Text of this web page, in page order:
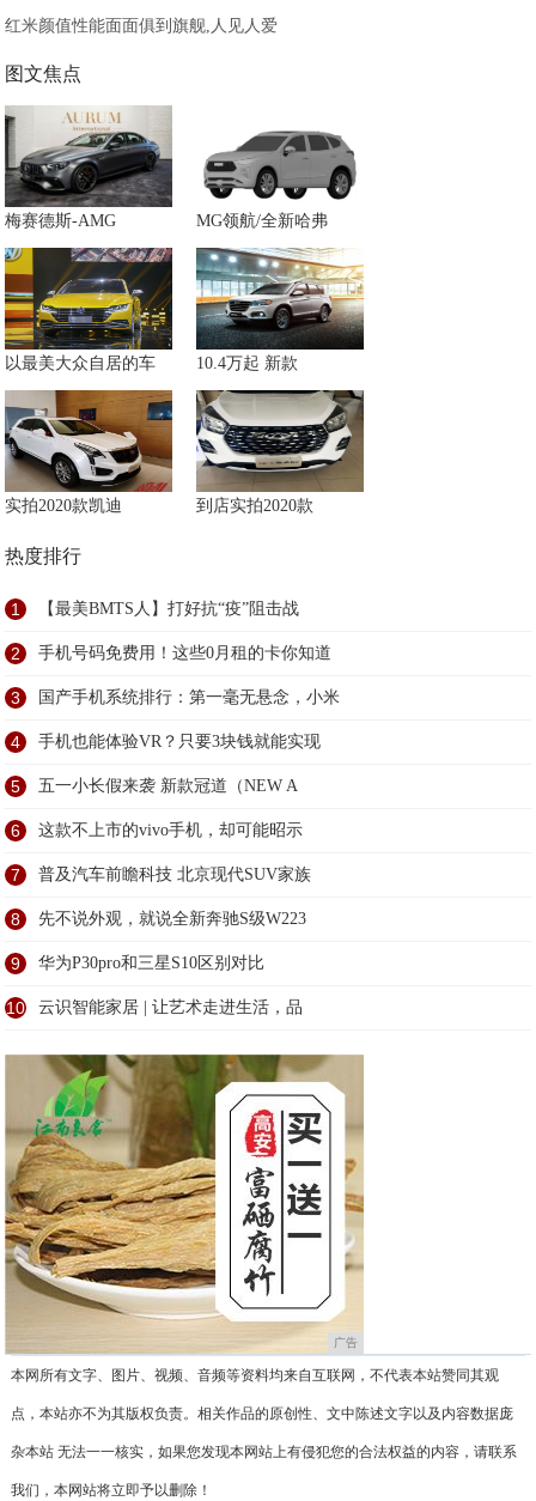
红米颜值性能面面俱到旗舰,人见人爱
图文焦点
梅赛德斯-AMG MG领航/全新哈弗
以最美大众自居的车 10.4万起 新款
实拍2020款凯迪 到店实拍2020款
热度排行
1 【最美BMTS人】打好抗“疫”阻击战
2 手机号码免费用！这些0月租的卡你知道
3 国产手机系统排行：第一毫无悬念，小米
4 手机也能体验VR？只要3块钱就能实现
5 五一小长假来袭 新款冠道（NEW A
6 这款不上市的vivo手机，却可能昭示
7 普及汽车前瞻科技 北京现代SUV家族
8 先不说外观，就说全新奔驰S级W223
9 华为P30pro和三星S10区别对比
10 云识智能家居 | 让艺术走进生活，品
广告
本网所有文字、图片、视频、音频等资料均来自互联网，不代表本站赞同其观
点，本站亦不为其版权负责。相关作品的原创性、文中陈述文字以及内容数据庞
杂本站 无法一一核实，如果您发现本网站上有侵犯您的合法权益的内容，请联系
我们，本网站将立即予以删除！